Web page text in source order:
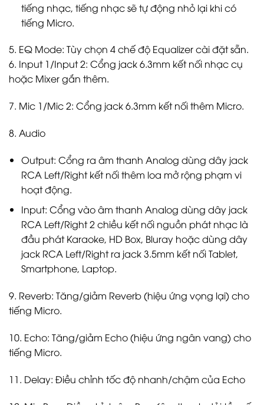
tiếng nhạc, tiếng nhạc sẽ tự động nhỏ lại khi có
tiếng Micro.
5. EQ Mode: Tùy chọn 4 chế độ Equalizer cài đặt sẵn.
6. Input 1/Input 2: Cổng jack 6.3mm kết nối nhạc cụ
hoặc Mixer gắn thêm.
7. Mic 1/Mic 2: Cổng jack 6.3mm kết nối thêm Micro.
8. Audio
Output: Cổng ra âm thanh Analog dùng dây jack
RCA Left/Right kết nối thêm loa mở rộng phạm vi
hoạt động.
Input: Cổng vào âm thanh Analog dùng dây jack
RCA Left/Right 2 chiều kết nối nguồn phát nhạc là
đầu phát Karaoke, HD Box, Bluray hoặc dùng dây
jack RCA Left/Right ra jack 3.5mm kết nối Tablet,
Smartphone, Laptop.
9. Reverb: Tăng/giảm Reverb (hiệu ứng vọng lại) cho
tiếng Micro.
10. Echo: Tăng/giảm Echo (hiệu ứng ngân vang) cho
tiếng Micro.
11. Delay: Điều chỉnh tốc độ nhanh/chậm của Echo